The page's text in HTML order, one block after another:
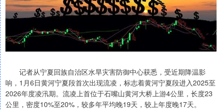
记者从宁夏回族自治区水旱灾害防御中心获悉，受近期降温影
响，1月6日黄河宁夏段首次出现流凌，标志着黄河宁夏段进入2025至
2026年度凌汛期。流凌上首位于石嘴山黄河大桥上游4公里，长度23
公里，密度10%至20%，较多年平均晚19天，较上年度晚17天。